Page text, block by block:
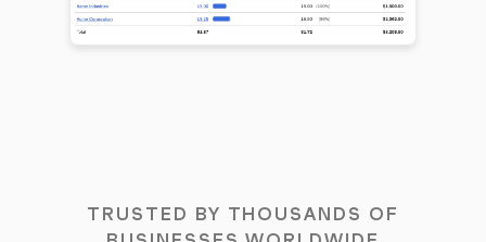
TRUSTED BY THOUSANDS OF